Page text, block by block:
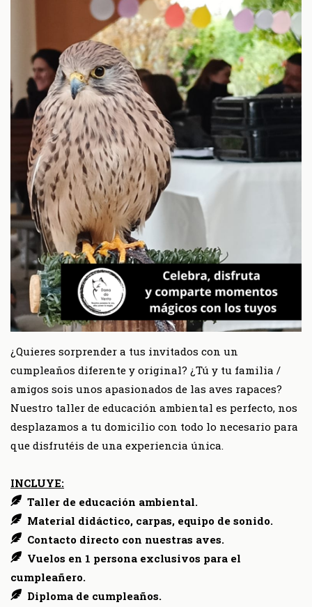
¿Quieres sorprender a tus invitados con un
cumpleaños diferente y original? ¿Tú y tu familia /
amigos sois unos apasionados de las aves rapaces?
Nuestro taller de educación ambiental es perfecto, nos
desplazamos a tu domicilio con todo lo necesario para
que disfrutéis de una experiencia única.
INCLUYE:
Taller de educación ambiental.
Material didáctico, carpas, equipo de sonido.
Contacto directo con nuestras aves.
Vuelos en 1 persona exclusivos para el
cumpleañero.
Diploma de cumpleaños.